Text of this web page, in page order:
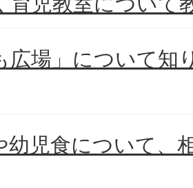
広場」について
幼児食について、